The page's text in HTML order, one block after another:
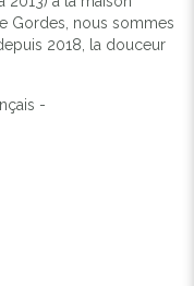
Gordes, nous sommes
2018, la douceur
-